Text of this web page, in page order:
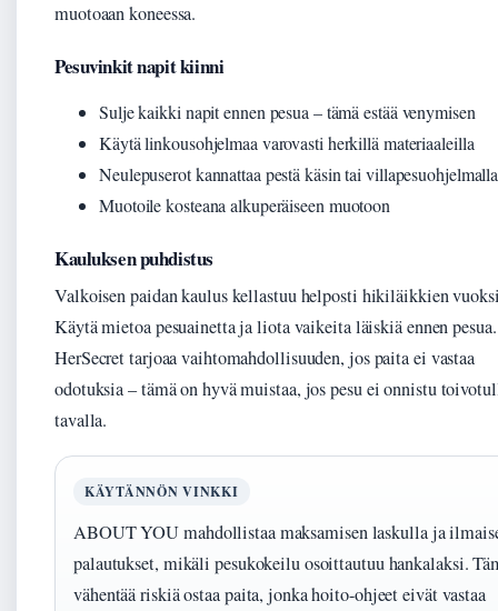
muotoaan koneessa.
Pesuvinkit napit kiinni
Sulje kaikki napit ennen pesua – tämä estää venymisen
Käytä linkousohjelmaa varovasti herkillä materiaaleilla
Neulepuserot kannattaa pestä käsin tai villapesuohjelmalla
Muotoile kosteana alkuperäiseen muotoon
Kauluksen puhdistus
Valkoisen paidan kaulus kellastuu helposti hikiläikkien
Käytä mietoa pesuainetta ja liota vaikeita läiskiä ennen pesua.
HerSecret tarjoaa vaihtomahdollisuuden, jos paita ei vastaa
odotuksia – tämä on hyvä muistaa, jos pesu ei onnistu
tavalla.
KÄYTÄNNÖN VINKKI
ABOUT YOU mahdollistaa maksamisen laskulla ja
palautukset, mikäli pesukokeilu osoittautuu hankalaksi.
vähentää riskiä ostaa paita, jonka hoito-ohjeet eivät vastaa